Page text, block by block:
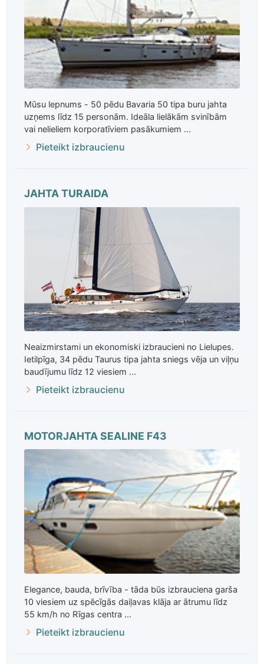
Mūsu lepnums - 50 pēdu Bavaria 50 tipa buru jahta
uzņems līdz 15 personām. Ideāla lielākām svinībām
vai nelieliem korporatīviem pasākumiem ...
Pieteikt izbraucienu
JAHTA TURAIDA
Neaizmirstami un ekonomiski izbraucieni no Lielupes.
Ietilpīga, 34 pēdu Taurus tipa jahta sniegs vēja un viļņu
baudījumu līdz 12 viesiem ...
Pieteikt izbraucienu
MOTORJAHTA SEALINE F43
Elegance, bauda, brīvība - tāda būs izbrauciena garša
10 viesiem uz spēcīgās daiļavas klāja ar ātrumu līdz
55 km/h no Rīgas centra ...
Pieteikt izbraucienu